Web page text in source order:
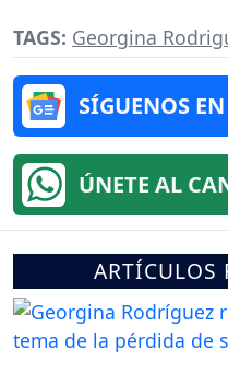
TAGS: Georgina
SÍGUENOS
ÚNETE AL
ARTÍCULOS